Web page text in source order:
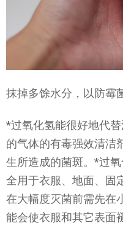
抹掉多馀水分，以防霉
*过氧化氢能很好地代
的气体的有毒强效清洁
生所造成的菌斑。*过
全用于衣服、地面、固
在大幅度灭菌前需先在
能会使衣服和其它表面